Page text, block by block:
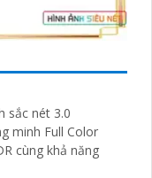
sắc nét 3.0
minh Full Color
cùng khả năng